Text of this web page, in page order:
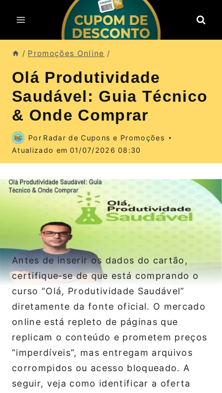
para
o
Conteúdo
/ Promoções Online /
Olá Produtividade
Saudável: Guia Técnico
& Onde Comprar
Por Radar de Cupons e Promoções
Atualizado em 01/07/2026 08:30
Antes de inserir os dados do cartão,
certifique‑se de que está comprando o
curso “Olá, Produtividade Saudável”
diretamente da fonte oficial. O mercado
online está repleto de páginas que
replicam o conteúdo e prometem preços
“imperdíveis”, mas entregam arquivos
corrompidos ou acesso bloqueado. A
seguir, veja como identificar a oferta